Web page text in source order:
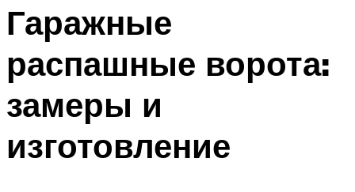
Гаражные
распашные ворота:
замеры и
изготовление